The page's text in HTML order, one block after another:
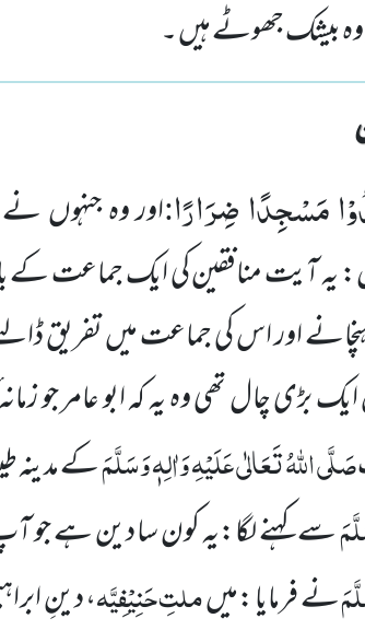
وہ بیشک جھوٹے ہیں ۔
مَسْجِدًا ضِرَارًا:اور وہ جنہوں
یہ آیت منافقین کی ایک جماعت
اور اس کی جماعت میں تفریق
بڑی چال تھی وہ یہ کہ ابو عامر جو
صَلَّی اللہُ تَعَالٰی عَلَیْہِ وَاٰلِہٖ وَسَلَّمَکے
سے کہنے لگا:یہ کون سا دین ہے جو
نے فرمایا :میںملتِ حَنِیْفِیَّہ، دینِ